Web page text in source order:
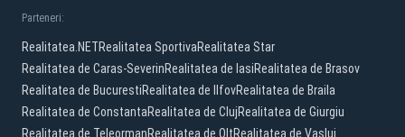
Parteneri:
Realitatea.NETRealitatea SportivaRealitatea Star
Realitatea de Caras-SeverinRealitatea de IasiRealitatea de Brasov
Realitatea de BucurestiRealitatea de IlfovRealitatea de Braila
Realitatea de ConstantaRealitatea de ClujRealitatea de Giurgiu
Realitatea de TeleormanRealitatea de OltRealitatea de Vaslui